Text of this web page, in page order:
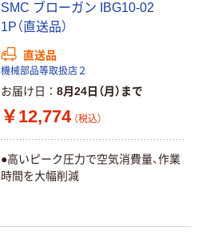
SMC ブローガン IBG10-02
1P（直送品）
直送品
機械部品等取扱店２
お届け日 8月24日（月）まで
￥12,774 （税込）
●高いピーク圧力で空気消費量、作業
時間を大幅削減
オリジナル